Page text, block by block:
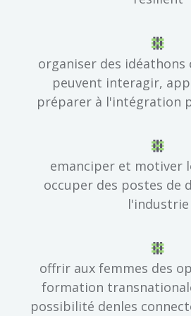
organiser des idéathons
peuvent interagir,
préparer à l'intégration
emanciper et motiver
occuper des postes de
l'industrie
offrir aux femmes des
formation
possibilité denles